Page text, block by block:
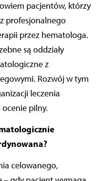
pacjentów, którzy
profesjonalnego
przez hematologa.
są oddziały
z
Rozwój w tym
leczenia
pilny.
celowanego,